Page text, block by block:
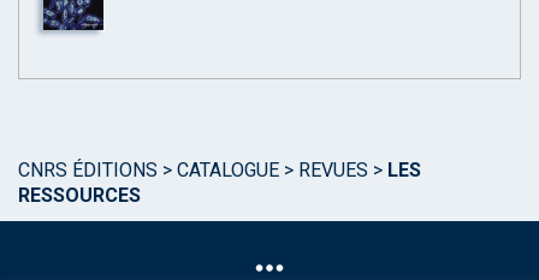
CNRS ÉDITIONS > CATALOGUE > REVUES > LES
RESSOURCES